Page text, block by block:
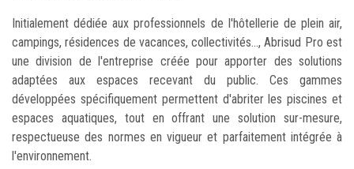
Initialement dédiée aux professionnels de l'hôtellerie de plein air,
campings, résidences de vacances, collectivités..., Abrisud Pro est
une division de l'entreprise créée pour apporter des solutions
adaptées aux espaces recevant du public. Ces gammes
développées spécifiquement permettent d'abriter les piscines et
espaces aquatiques, tout en offrant une solution sur-mesure,
respectueuse des normes en vigueur et parfaitement intégrée à
l'environnement.